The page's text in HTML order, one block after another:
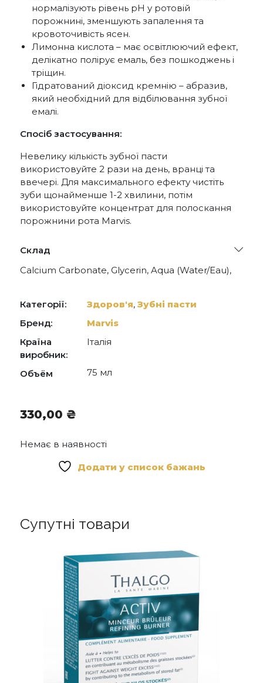
нормалізують рівень pH у ротовій
порожнині, зменшують запалення та
кровоточивість ясен.
Лимонна кислота – має освітлюючий ефект,
делікатно полірує емаль, без пошкоджень і
тріщин.
Гідратований діоксид кремнію – абразив,
який необхідний для відбілювання зубної
емалі.
Спосіб застосування:
Невелику кількість зубної пасти
використовуйте 2 рази на день, вранці та
ввечері. Для максимального ефекту чистіть
зуби щонайменше 1-2 хвилини, потім
використовуйте концентрат для полоскання
порожнини рота Marvis.
Склад
Calcium Carbonate, Glycerin, Aqua (Water/Eau),
Sodium Saccharin, Sodium Fluoride, Citric Acid,
Sodium Citrate, Hydroxycitronella , Citronellol,
Hexyl Cinnamal.
Категорії: Здоров'я, Зубні пасти
Бренд:
Marvis
Країна
виробник:
Італія
Объём 75 мл
330,00 ₴
Немає в наявності
Додати у список бажань
Супутні товари